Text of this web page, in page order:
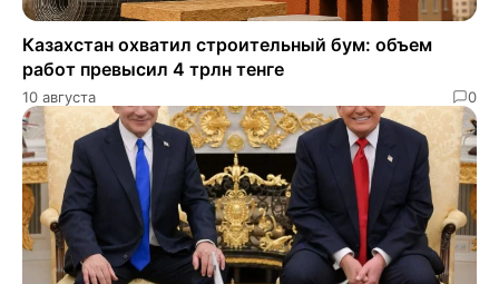
Казахстан охватил строительный бум: объем
работ превысил 4 трлн тенге
10 августа 0